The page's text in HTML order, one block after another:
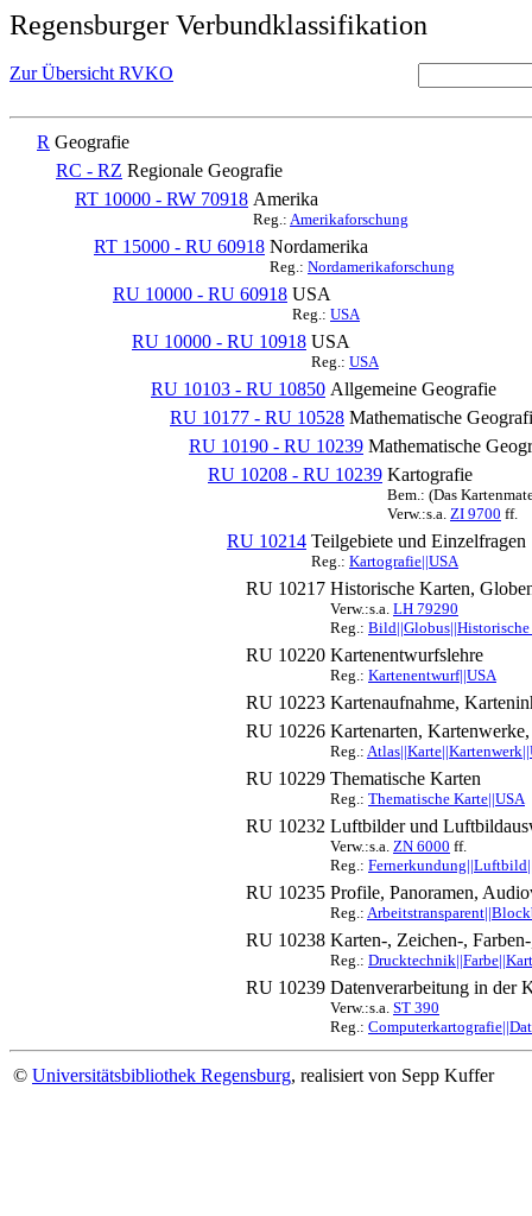
Regensburger Verbundklassifikation
Zur Übersicht RVKO
R Geografie
RC - RZ Regionale Geografie
RT 10000 - RW 70918 Amerika
Reg.: Amerikaforschung
RT 15000 - RU 60918 Nordamerika
Reg.: Nordamerikaforschung
RU 10000 - RU 60918 USA
Reg.: USA
RU 10000 - RU 10918 USA
Reg.: USA
RU 10103 - RU 10850 Allgemeine Geografie
RU 10177 - RU 10528 Mathematische
RU 10190 - RU 10239 Mathematische
RU 10208 - RU 10239 Kartografie
Bem.: (Das
Verw.:s.a. ZI 9700 ff.
RU 10214 Teilgebiete und Einzelfragen
Reg.: Kartografie||USA
RU 10217 Historische Karten,
Verw.:s.a. LH 79290
Reg.:
RU 10220 Kartenentwurfslehre
Reg.: Kartenentwurf||USA
RU 10223 Kartenaufnahme,
RU 10226 Kartenarten,
Reg.:
RU 10229 Thematische Karten
Reg.: Thematische Karte||USA
RU 10232 Luftbilder und
Verw.:s.a. ZN 6000 ff.
Reg.:
RU 10235 Profile, Panoramen,
Reg.:
RU 10238 Karten-, Zeichen-,
Reg.:
RU 10239 Datenverarbeitung in der
Verw.:s.a. ST 390
Reg.:
© Universitätsbibliothek Regensburg, realisiert von Sepp Kuffer